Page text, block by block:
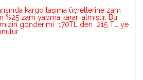
kargo taşıma üçretlerine zam
zam yapma kararı almıştır. Bu
gönderimi 170TL den 215 TL ye